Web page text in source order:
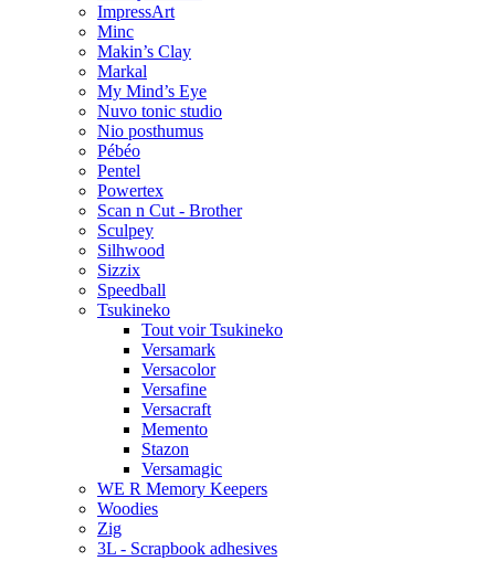
ImpressArt
Minc
Makin’s Clay
Markal
My Mind’s Eye
Nuvo tonic studio
Nio posthumus
Pébéo
Pentel
Powertex
Scan n Cut - Brother
Sculpey
Silhwood
Sizzix
Speedball
Tsukineko
Tout voir Tsukineko
Versamark
Versacolor
Versafine
Versacraft
Memento
Stazon
Versamagic
WE R Memory Keepers
Woodies
Zig
3L - Scrapbook adhesives